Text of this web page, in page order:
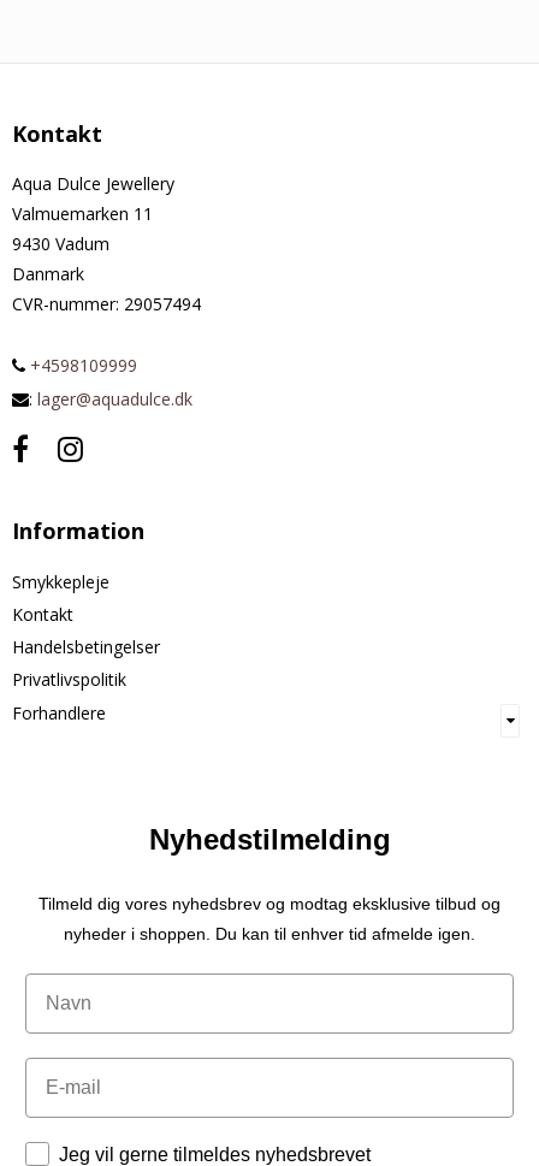
Kontakt
Aqua Dulce Jewellery
Valmuemarken 11
9430 Vadum
Danmark
CVR-nummer: 29057494
+4598109999
: lager@aquadulce.dk
Information
Smykkepleje
Kontakt
Handelsbetingelser
Privatlivspolitik
Forhandlere
Nyhedstilmelding
Tilmeld dig vores nyhedsbrev og modtag eksklusive tilbud og
nyheder i shoppen. Du kan til enhver tid afmelde igen.
Navn
Email
Tilladelser
Jeg vil gerne tilmeldes nyhedsbrevet